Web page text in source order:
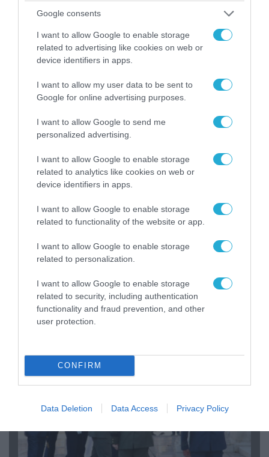
Google consents
I want to allow Google to enable storage
related to advertising like cookies on web or
device identifiers in apps.
I want to allow my user data to be sent to
Google for online advertising purposes.
I want to allow Google to send me
personalized advertising.
I want to allow Google to enable storage
related to analytics like cookies on web or
device identifiers in apps.
I want to allow Google to enable storage
related to functionality of the website or app.
I want to allow Google to enable storage
related to personalization.
I want to allow Google to enable storage
related to security, including authentication
functionality and fraud prevention, and other
user protection.
CONFIRM
Data Deletion Data Access Privacy Policy
06.08.2026 | 14:02
«Επιχείρηση ελεύθερα πεζοδρόμια» στην
Αθήνα: Απομακρύνθηκαν παράνομα
αντικείμενα από κοινόχρηστους χώρους
τα ζώα που χάθηκαν στις πυρκαγιές της
Αττικής (φωτο)